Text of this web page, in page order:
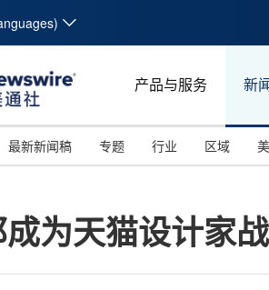
产品与服务 新
最新新闻稿 专题 行业 区域
为天猫设计家